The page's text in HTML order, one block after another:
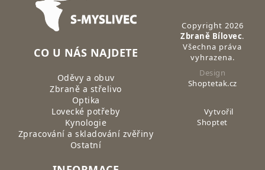
CO U NÁS NAJDETE
Oděvy a obuv
Zbraně a střelivo
Optika
Lovecké potřeby
Kynologie
Zpracování a skladování zvěřiny
Ostatní
Copyright 2026
Zbraně Bílovec.
Všechna práva
vyhrazena.
Design
Shoptetak.cz
Vytvořil
Shoptet